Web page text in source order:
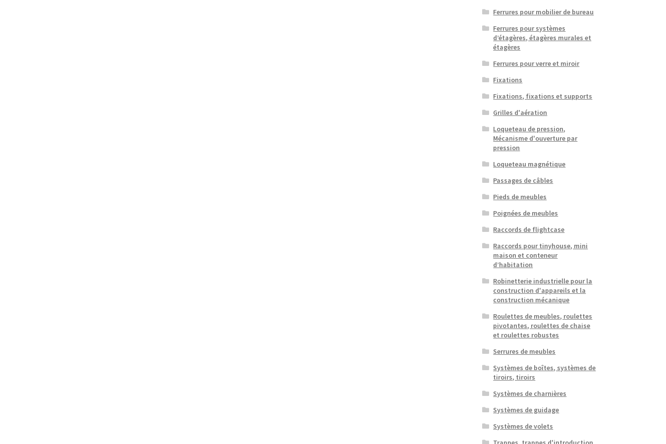
Ferrures pour mobilier de bureau
Ferrures pour systèmes
d’étagères, étagères murales et
étagères
Ferrures pour verre et miroir
Fixations
Fixations, fixations et supports
Grilles d'aération
Loqueteau de pression,
Mécanisme d'ouverture par
pression
Loqueteau magnétique
Passages de câbles
Pieds de meubles
Poignées de meubles
Raccords de flightcase
Raccords pour tinyhouse, mini
maison et conteneur
d’habitation
Robinetterie industrielle pour la
construction d'appareils et la
construction mécanique
Roulettes de meubles, roulettes
pivotantes, roulettes de chaise
et roulettes robustes
Serrures de meubles
Systèmes de boîtes, systèmes de
tiroirs, tiroirs
Systèmes de charnières
Systèmes de guidage
Systèmes de volets